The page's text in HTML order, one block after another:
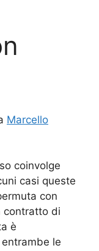
Marcello
coinvolge
casi queste
con
contratto di
è
le